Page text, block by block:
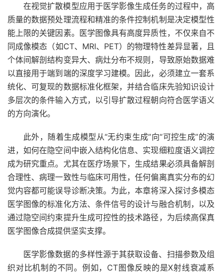
在视觉扩散模型应用于医学影像生成任务的过程中，高
质量的数据预处理流程和精准的条件控制机制是决定模型性
能上限的关键因素。医学图像具有高度异质性，不仅来自不
同成像模态（如CT、MRI、PET）的物理特性差异显著，且
个体间解剖结构变异大、病灶分布不规则，导致原始数据难
以直接用于端到端的深度学习建模。因此，必须建立一套系
统化、可复现的数据标准化框架，并结合临床先验知识设计
多层次的条件输入方式，以引导扩散过程朝向符合医学语义
的方向演化。
此外，随着生成模型从“无约束生成”向“可控生成”的演
进，如何在隐空间中嵌入结构化信息、实现细粒度语义调控
成为研究重点。尤其在医疗场景下，生成结果必须具备解剖
合理性、病理一致性与临床可用性，任何偏离真实分布的幻
觉内容都可能误导诊断决策。为此，本章将深入探讨多模态
医学图像的标准化方法、条件信号的设计与融合机制，以及
通过隐空间约束提升生成可控性的技术路径，为后续高保真
医学图像合成提供坚实支撑。
医学影像数据的多样性源于其获取设备、扫描参数及组
织对比机制的不同。例如，CT图像反映的是X射线衰减系